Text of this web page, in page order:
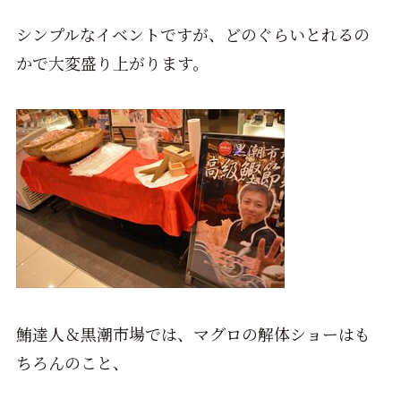
シンプルなイベントですが、どのぐらいとれるの
かで大変盛り上がります。
鮪達人＆黒潮市場では、マグロの解体ショーはも
ちろんのこと、